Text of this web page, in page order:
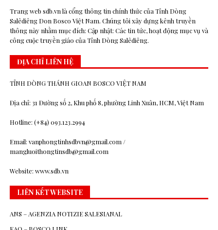
Trang web sdb.vn là cổng thông tin chính thức của Tỉnh Dòng
Salêdiêng Don Bosco Việt Nam. Chúng tôi xây dựng kênh truyền
thông này nhằm mục đích: Cập nhật: Các tin tức, hoạt động mục vụ và
công cuộc truyền giáo của Tỉnh Dòng Salêdiêng.
ĐỊA CHỈ LIÊN HỆ
TỈNH DÒNG THÁNH GIOAN BOSCO VIỆT NAM
Địa chỉ: 31 Đường số 2, Khu phố 8, phường Linh Xuân, HCM, Việt Nam
Hotline: (+84) 093.123.2994
Email: vanphongtinhsdbvn@gmail.com /
mangluoithongtinsdb@gmail.com
Website: www.sdb.vn
LIÊN KẾT WEBSITE
ANS – AGENZIA NOTIZIE SALESIANAL